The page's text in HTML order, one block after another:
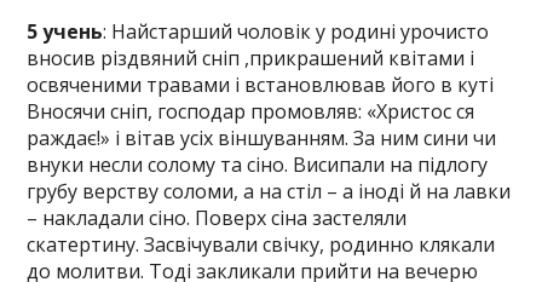
5 учень: Найстарший чоловік у родині урочисто
вносив різдвяний сніп ,прикрашений квітами і
освяченими травами і встановлював його в куті
Вносячи сніп, господар промовляв: «Христос ся
раждає!» і вітав усіх віншуванням. За ним сини чи
внуки несли солому та сіно. Висипали на підлогу
грубу верству соломи, а на стіл – а іноді й на лавки
– накладали сіно. Поверх сіна застеляли
скатертину. Засвічували свічку, родинно клякали
до молитви. Тоді закликали прийти на вечерю